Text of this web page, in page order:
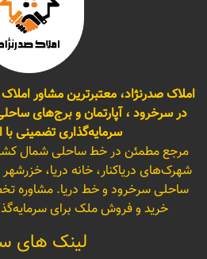
املاک صدرنژاد، معتبرترین مشاور
در سرخرود ، آپارتمان و برج‌های
سرمایه‌گذاری تضمینی
مرجع مطمئن در خط ساحلی شمال
شهرک‌های دریاکنار، خانه دریا،
ساحلی سرخرود و خط دریا. مشاوره
خرید و فروش ملک برای
لینک های